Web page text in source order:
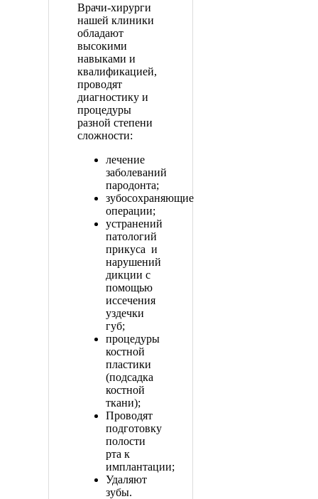
Врачи-хирурги
нашей клиники
обладают
высокими
навыками и
квалификацией,
проводят
диагностику и
процедуры
разной степени
сложности:
лечение
заболеваний
пародонта;
зубосохраняющие
операции;
устранений
патологий
прикуса и
нарушений
дикции с
помощью
иссечения
уздечки
губ;
процедуры
костной
пластики
(подсадка
костной
ткани);
Проводят
подготовку
полости
рта к
имплантации;
Удаляют
зубы.